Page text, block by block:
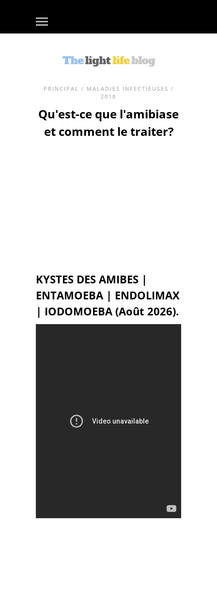
PRINCIPAL / MALADIES INFECTIEUSES /
2018
Qu'est-ce que l'amibiase
et comment le traiter?
KYSTES DES AMIBES |
ENTAMOEBA | ENDOLIMAX
| IODOMOEBA (Août 2026).